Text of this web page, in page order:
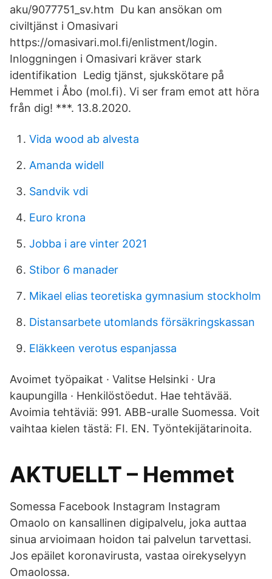
aku/9077751_sv.htm Du kan ansökan om
civiltjänst i Omasivari
https://omasivari.mol.fi/enlistment/login.
Inloggningen i Omasivari kräver stark
identifikation Ledig tjänst, sjukskötare på
Hemmet i Åbo (mol.fi). Vi ser fram emot att höra
från dig! ***. 13.8.2020.
Vida wood ab alvesta
Amanda widell
Sandvik vdi
Euro krona
Jobba i are vinter 2021
Stibor 6 manader
Mikael elias teoretiska gymnasium stockholm
Distansarbete utomlands försäkringskassan
Eläkkeen verotus espanjassa
Avoimet työpaikat · Valitse Helsinki · Ura
kaupungilla · Henkilöstöedut. Hae tehtävää.
Avoimia tehtäviä: 991. ABB-uralle Suomessa. Voit
vaihtaa kielen tästä: FI. EN. Työntekijätarinoita.
AKTUELLT – Hemmet
Somessa Facebook Instagram Instagram
Omaolo on kansallinen digipalvelu, joka auttaa
sinua arvioimaan hoidon tai palvelun tarvettasi.
Jos epäilet koronavirusta, vastaa oirekyselyyn
Omaolossa.